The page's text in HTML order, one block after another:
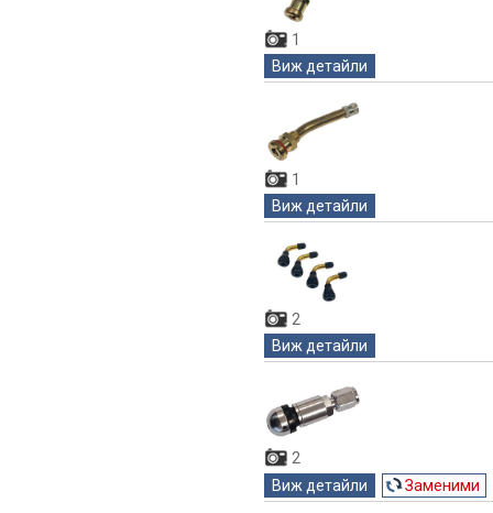
1
Виж детайли
1
Виж детайли
2
Виж детайли
2
Виж детайли
Заменими